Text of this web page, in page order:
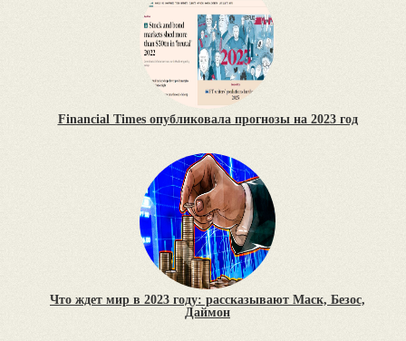
Financial Times опубликовала прогнозы на 2023 год
Что ждет мир в 2023 году: рассказывают Маск, Безос,
Даймон